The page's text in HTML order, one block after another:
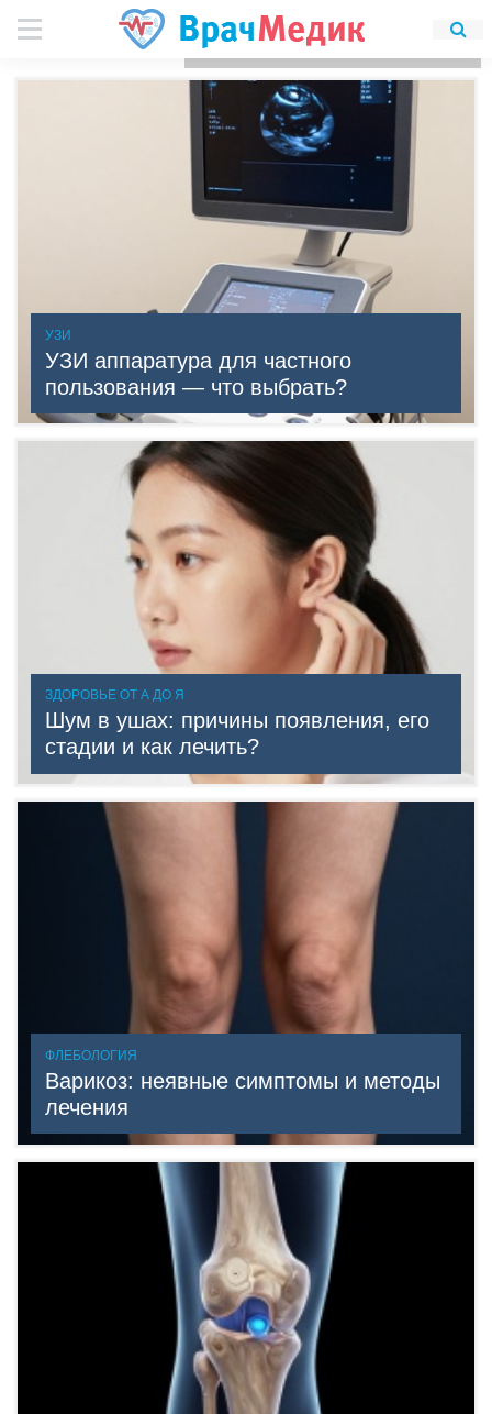
УЗИ
УЗИ аппаратура для частного
пользования — что выбрать?
ЗДОРОВЬЕ ОТ А ДО Я
Шум в ушах: причины появления, его
стадии и как лечить?
ФЛЕБОЛОГИЯ
Варикоз: неявные симптомы и методы
лечения
Для любых предложений по
сайту: detirkutsk@cp9.ru